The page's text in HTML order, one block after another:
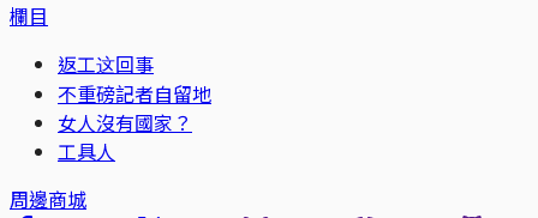
欄目
返工这回事
不重磅記者自留地
女人沒有國家？
工具人
周邊商城